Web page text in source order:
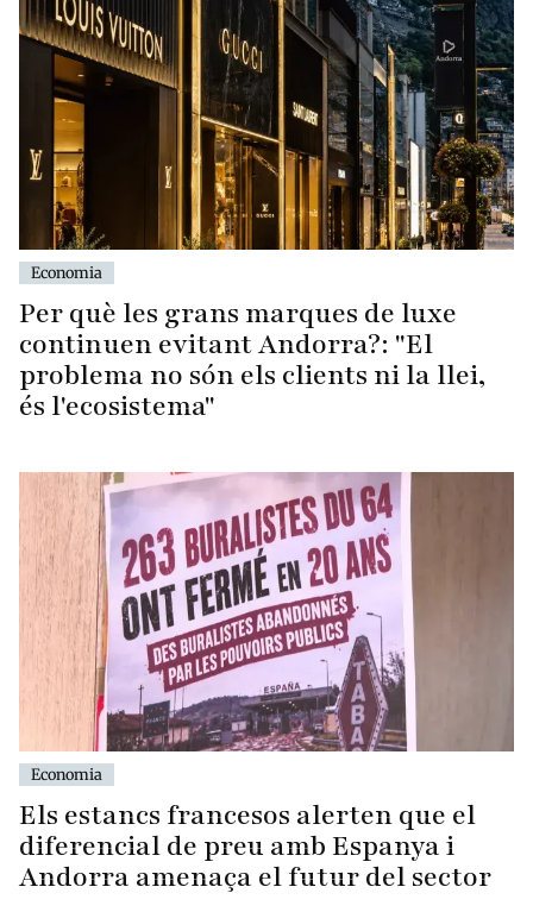
Economia
Per què les grans marques de luxe
continuen evitant Andorra?: "El
problema no són els clients ni la llei,
és l'ecosistema"
Economia
Els estancs francesos alerten que el
diferencial de preu amb Espanya i
Andorra amenaça el futur del sector